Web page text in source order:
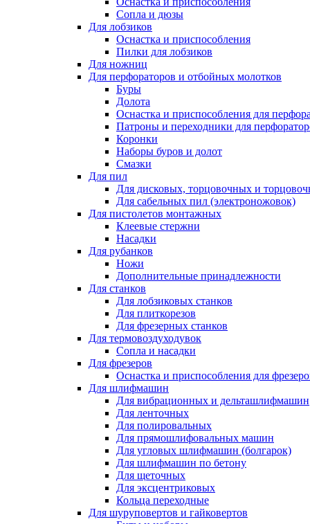
Сопла и дюзы
Для лобзиков
Оснастка и приспособления
Пилки для лобзиков
Для ножниц
Для перфораторов и отбойных молотков
Буры
Долота
Оснастка и приспособления для
Патроны и переходники для
Коронки
Наборы буров и долот
Смазки
Для пил
Для дисковых, торцовочных и
Для сабельных пил (электроножовок)
Для пистолетов монтажных
Клеевые стержни
Насадки
Для рубанков
Ножи
Дополнительные принадлежности
Для станков
Для лобзиковых станков
Для плиткорезов
Для фрезерных станков
Для термовоздуходувок
Сопла и насадки
Для фрезеров
Оснастка и приспособления для
Для шлифмашин
Для вибрационных и дельташлифмашин
Для ленточных
Для полировальных
Для прямошлифовальных машин
Для угловых шлифмашин (болгарок)
Для шлифмашин по бетону
Для щеточных
Для эксцентриковых
Кольца переходные
Для шуруповертов и гайковертов